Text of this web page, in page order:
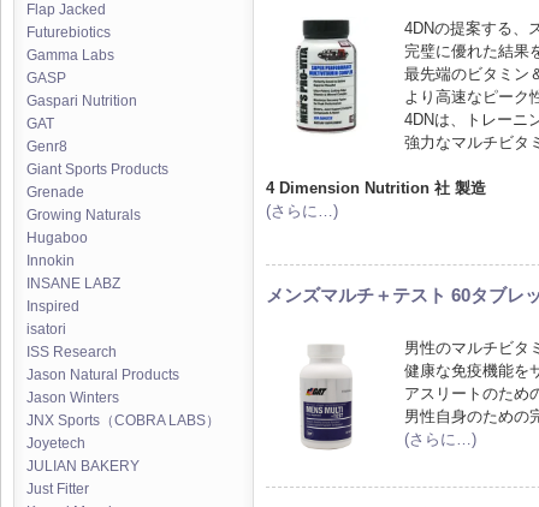
Flap Jacked
Futurebiotics
Gamma Labs
GASP
Gaspari Nutrition
GAT
Genr8
Giant Sports Products
Grenade
Growing Naturals
Hugaboo
Innokin
INSANE LABZ
Inspired
isatori
ISS Research
Jason Natural Products
Jason Winters
JNX Sports（COBRA LABS）
Joyetech
JULIAN BAKERY
Just Fitter
4DNの提案する、
完璧に優れた結果
最先端のビタミン
より高速なピーク
4DNは、トレーニ
強力なマルチビタ
4 Dimension Nutrition 社 製造
(さらに…)
メンズマルチ＋テスト 60タブレ
男性のマルチビタ
健康な免疫機能を
アスリートのため
男性自身のための
(さらに…)